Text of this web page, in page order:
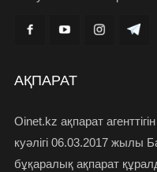
АҚПАРАТ
Oinet.kz ақпарат
куәлігі 06.03.2017 жылы
бұқаралық ақпарат